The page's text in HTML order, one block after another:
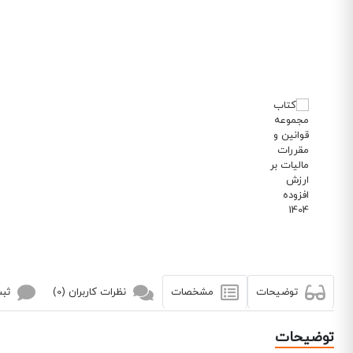
توضیحات مشخصات نظرات کاربران (0)
توضیحات